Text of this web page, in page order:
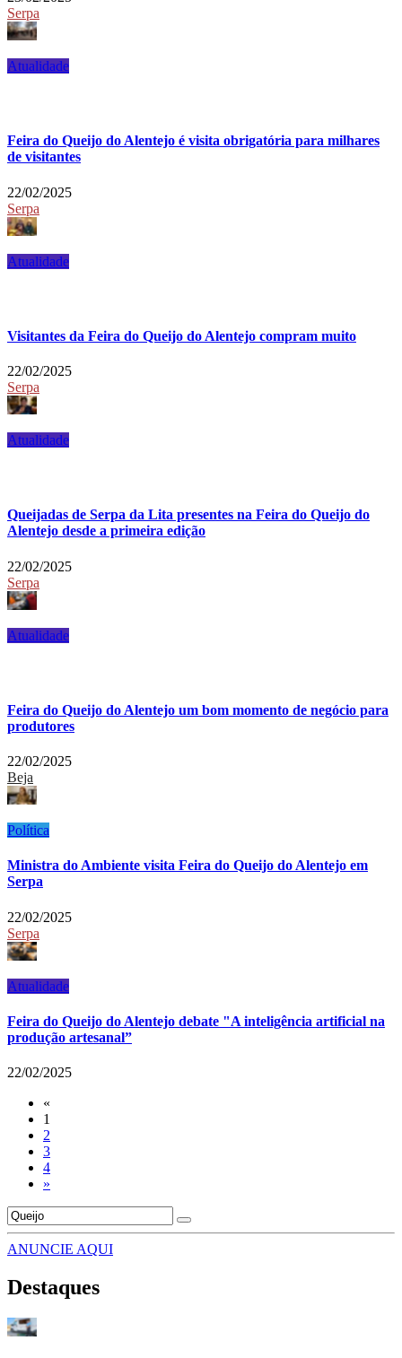
Serpa
Atualidade
Feira do Queijo do Alentejo é visita obrigatória para milhares
de visitantes
22/02/2025
Serpa
Atualidade
Visitantes da Feira do Queijo do Alentejo compram muito
22/02/2025
Serpa
Atualidade
Queijadas de Serpa da Lita presentes na Feira do Queijo do
Alentejo desde a primeira edição
22/02/2025
Serpa
Atualidade
Feira do Queijo do Alentejo um bom momento de negócio para
produtores
22/02/2025
Beja
Política
Ministra do Ambiente visita Feira do Queijo do Alentejo em
Serpa
22/02/2025
Serpa
Atualidade
Feira do Queijo do Alentejo debate "A inteligência artificial na
produção artesanal”
22/02/2025
«
1
2
3
4
»
ANUNCIE AQUI
Destaques